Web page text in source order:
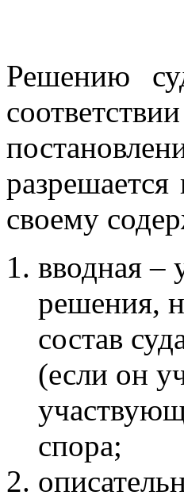
Решению
своему
вводная –
решения,
состав
(если он
спора;